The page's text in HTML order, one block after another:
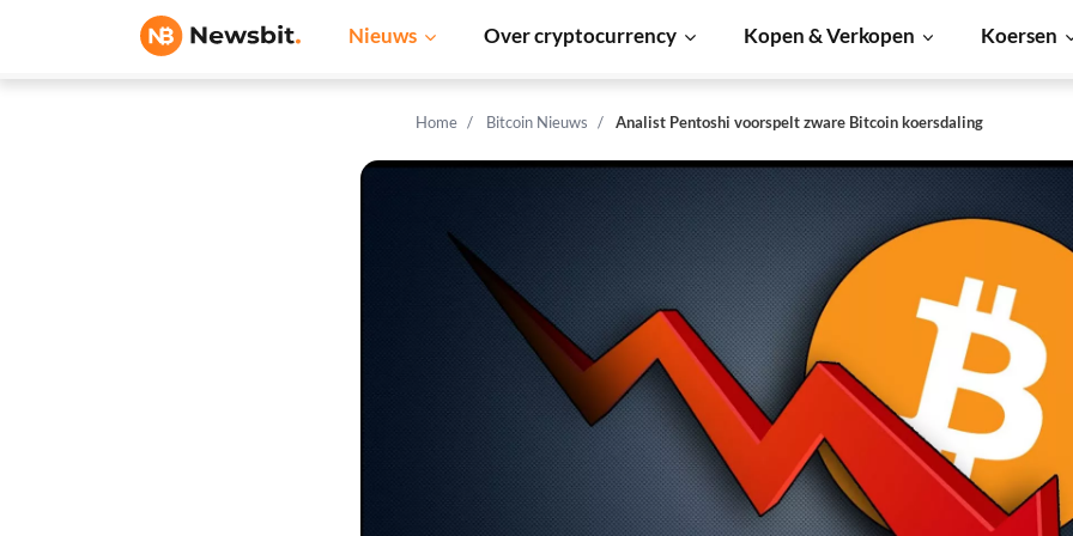
Nieuws Over cryptocurrency Kopen & Verkopen Koersen
Home Bitcoin Nieuws Analist Pentoshi voorspelt zware Bitcoin koersdaling